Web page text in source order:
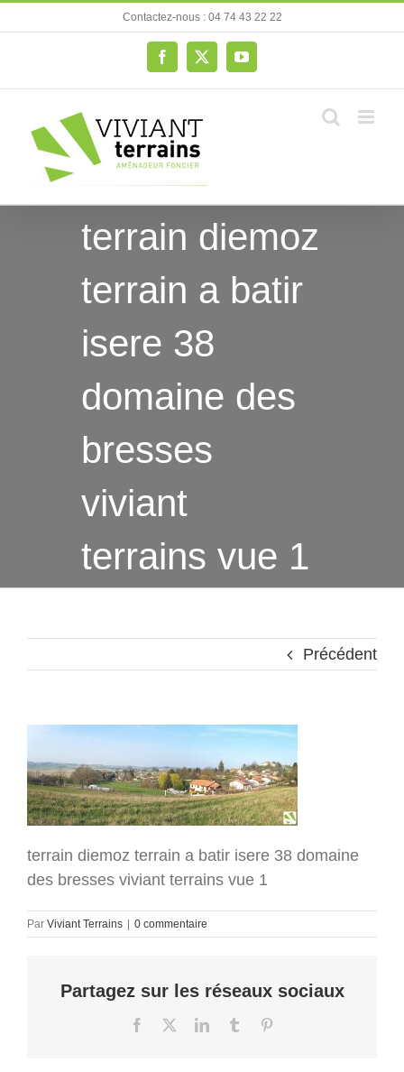
au
Contactez-nous : 04 74 43 22 22
Facebook
X YouTube
terrain diemoz
terrain a batir
isere 38
domaine des
bresses
viviant
terrains vue 1
Précédent
terrain diemoz terrain a batir isere 38 domaine
des bresses viviant terrains vue 1
Par Viviant Terrains 0 commentaire
Partagez sur les réseaux sociaux
Facebook LinkedInTumblr